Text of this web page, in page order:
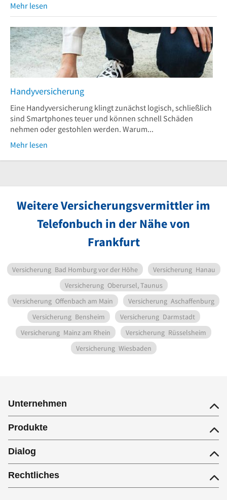
Mehr lesen
Handyversicherung
Eine Handyversicherung klingt zunächst logisch, schließlich
sind Smartphones teuer und können schnell Schäden
nehmen oder gestohlen werden. Warum...
Mehr lesen
Weitere Versicherungsvermittler im
Telefonbuch in der Nähe von
Frankfurt
Versicherung Bad Homburg vor der Höhe Versicherung Hanau
Versicherung Oberursel, Taunus
Versicherung Offenbach am Main Versicherung Aschaffenburg
Versicherung Bensheim Versicherung Darmstadt
Versicherung Mainz am Rhein Versicherung Rüsselsheim
Versicherung Wiesbaden
Unternehmen
Produkte
Dialog
Rechtliches